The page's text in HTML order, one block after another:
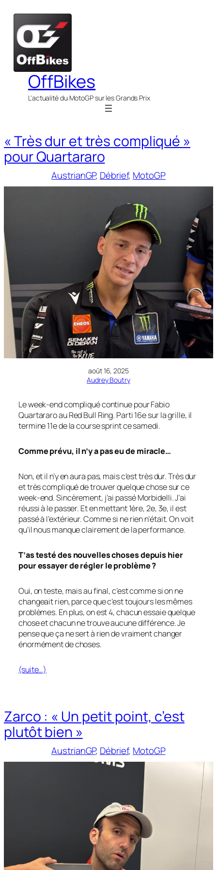
contenu
OffBikes
L'actualité du MotoGP sur les Grands Prix
« Très dur et très compliqué »
pour Quartararo
AustrianGP, Débrief, MotoGP
août 16, 2025
Audrey Boutry
Le week-end compliqué continue pour Fabio
Quartararo au Red Bull Ring. Parti 16e sur la grille, il
termine 11e de la course sprint ce samedi.
Comme prévu, il n’y a pas eu de miracle…
Non, et il n’y en aura pas, mais c’est très dur. Très dur
et très compliqué de trouver quelque chose sur ce
week-end. Sincèrement, j’ai passé Morbidelli. J’ai
réussi à le passer. Et en mettant 1ère, 2e, 3e, il est
passé à l’extérieur. Comme si ne rien n’était. On voit
qu’il nous manque clairement de la performance.
T’as testé des nouvelles choses depuis hier
pour essayer de régler le problème ?
Oui, on teste, mais au final, c’est comme si on ne
changeait rien, parce que c’est toujours les mêmes
problèmes. En plus, on est 4, chacun essaie quelque
chose et chacun ne trouve aucune différence. Je
pense que ça ne sert à rien de vraiment changer
énormément de choses.
(suite…)
Zarco : « Un petit point, c’est
plutôt bien »
AustrianGP, Débrief, MotoGP